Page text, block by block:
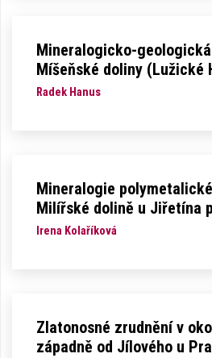
Mineralogicko-
Míšeňské doliny (Lužické
Radek Hanus
Mineralogie
Milířské dolině u Jiřetína
Irena Kolaříková
Zlatonosné zrudnění v
západně od Jílového u